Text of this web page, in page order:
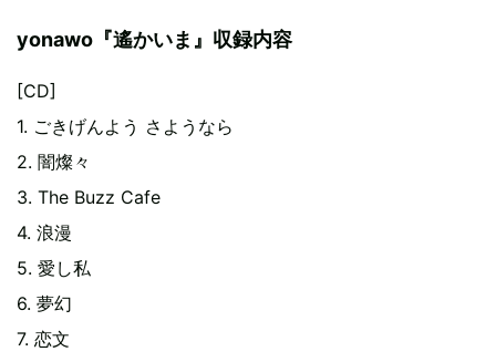
yonawo『遙かいま』収録内容
[CD]
1. ごきげんよう さようなら
2. 闇燦々
3. The Buzz Cafe
4. 浪漫
5. 愛し私
6. 夢幻
7. 恋文